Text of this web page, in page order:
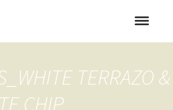
TERRAZO &
CHIP